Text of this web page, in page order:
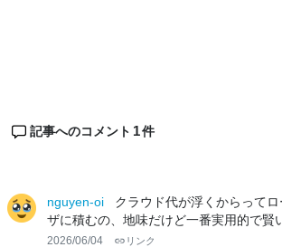
記事へのコメント 1件
nguyen-oi
クラウド代が浮くからって
ザに積むの、地味だけど一番実用的で賢
2026/06/04 リンク